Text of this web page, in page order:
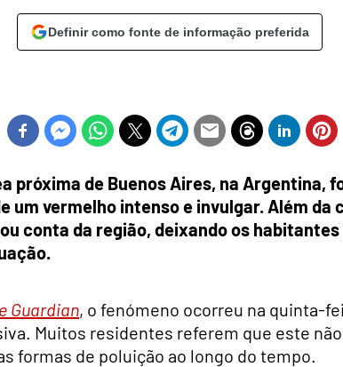
Definir como fonte de informação preferida
próxima de Buenos Aires, na Argentina,
um vermelho intenso e invulgar. Além
conta da região, deixando os
Guardian, o fenómeno ocorreu na quinta-
Muitos residentes referem que este
formas de poluição ao longo do tempo.